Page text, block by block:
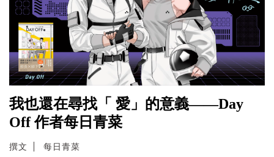
我也還在尋找「 愛」的意義——Day
Off 作者每日青菜
撰文 每日青菜